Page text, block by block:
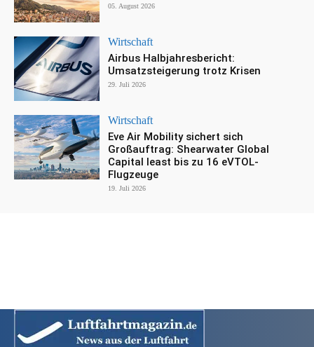
05. August 2026
Wirtschaft
Airbus Halbjahresbericht:
Umsatzsteigerung trotz Krisen
29. Juli 2026
Wirtschaft
Eve Air Mobility sichert sich
Großauftrag: Shearwater Global
Capital least bis zu 16 eVTOL-
Flugzeuge
19. Juli 2026